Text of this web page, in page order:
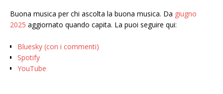
Buona musica per chi ascolta la buona musica. Da giugno
2025 aggiornato quando capita. La puoi seguire qui:
Bluesky (con i commenti)
Spotify
YouTube